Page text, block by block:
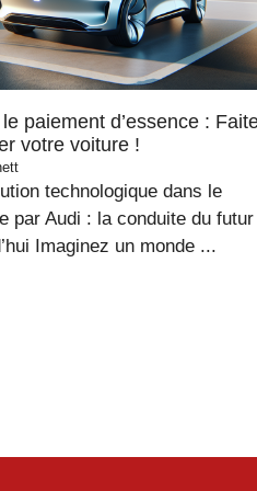
paiement d’essence :
votre voiture !
technologique dans le
par Audi : la conduite du futur
Imaginez un monde ...